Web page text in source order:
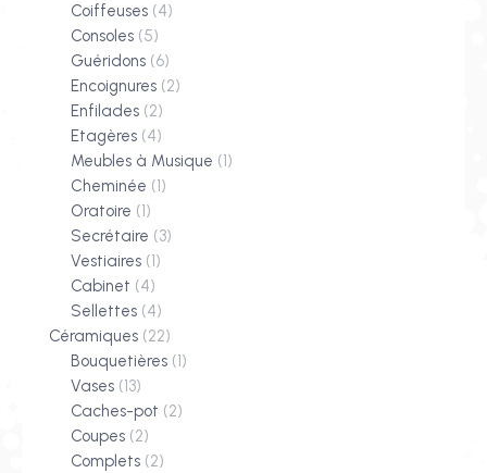
Coiffeuses (4)
Consoles (5)
Guéridons (6)
Encoignures (2)
Enfilades (2)
Etagères (4)
Meubles à Musique (1)
Cheminée (1)
Oratoire (1)
Secrétaire (3)
Vestiaires (1)
Cabinet (4)
Sellettes (4)
Céramiques (22)
Bouquetières (1)
Vases (13)
Caches-pot (2)
Coupes (2)
Complets (2)